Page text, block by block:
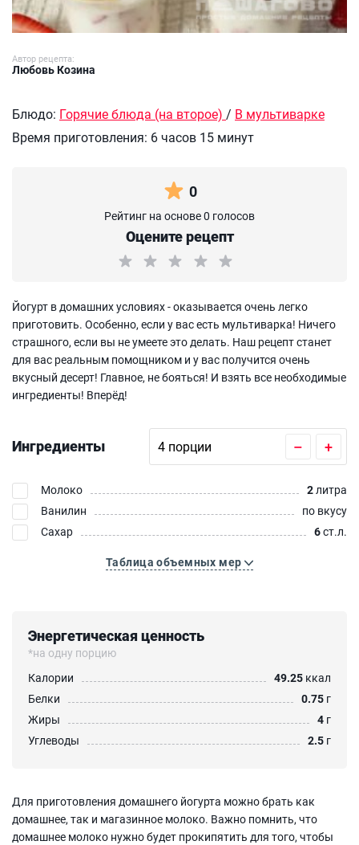
Автор рецепта:
Любовь Козина
Блюдо: Горячие блюда (на второе) / В мультиварке
Время приготовления: 6 часов 15 минут
0
Рейтинг на основе 0 голосов
Оцените рецепт
Йогурт в домашних условиях - оказывается очень легко
приготовить. Особенно, если у вас есть мультиварка! Ничего
страшного, если вы не умеете это делать. Наш рецепт станет
для вас реальным помощником и у вас получится очень
вкусный десерт! Главное, не бояться! И взять все необходимые
ингредиенты! Вперёд!
Ингредиенты – +
Молоко 2литра
Ванилин
по вкусу
Сахар
6ст.л.
Таблица объемных мер
Энергетическая ценность
*на одну порцию
Калории
49.25 ккал
Белки
0.75 г
Жиры
4 г
Углеводы
2.5 г
Для приготовления домашнего йогурта можно брать как
домашнее, так и магазинное молоко. Важно помнить, что
домашнее молоко нужно будет прокипятить для того, чтобы